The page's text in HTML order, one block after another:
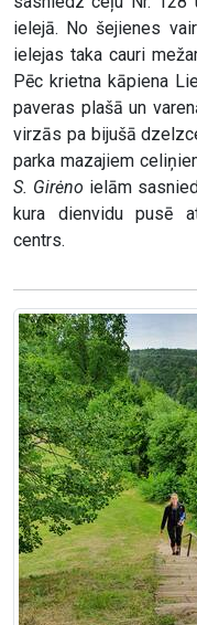
ielejā. No šejienes
ielejas taka cauri
Pēc krietna kāpiena
paveras plašā un
virzās pa bijušā
parka mazajiem
S. Girėno ielām
kura dienvidu pusē
centrs.